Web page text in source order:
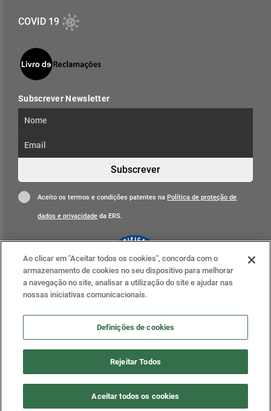
COVID 19
Subscrever Newsletter
Subscrever
Aceito os termos e condições patentes naPolítica de proteção de
dados e privacidade da ERS.
Clique para mais informações
ERS nas redes sociais
2020 . ERS - Entidade Reguladora da Saúde, todos os
Ao clicar em "Aceitar todos os cookies", concorda com o
armazenamento de cookies no seu dispositivo para melhorar
a navegação no site, analisar a utilização do site e ajudar nas
nossas iniciativas comunicacionais.
Definições de cookies
Rejeitar Todos
Aceitar todos os cookies